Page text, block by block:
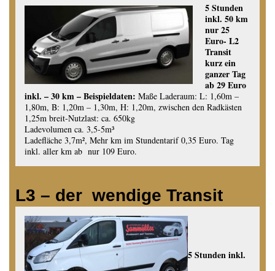
5 Stunden
inkl. 50 km
nur 25
Euro- L2
Transit
kurz ein
ganzer Tag
ab 29 Euro
inkl. – 30 km – Beispieldaten: Maße Laderaum: L: 1,60m –
1,80m, B: 1,20m – 1,30m, H: 1,20m, zwischen den Radkästen
1,25m breit-Nutzlast: ca. 650kg
Ladevolumen ca. 3,5-5m³
Ladefläche 3,7m², Mehr km im Stundentarif 0,35 Euro. Tag
inkl. aller km ab nur 109 Euro.
L3 – der wendige Transit
5 Stunden inkl.